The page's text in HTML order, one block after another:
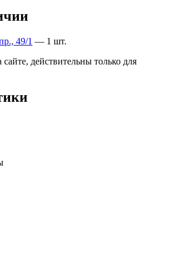
49/1 — 1 шт.
действительны только для